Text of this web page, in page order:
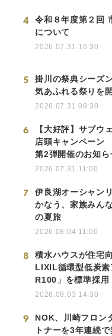
4
令和８年度第２回
について
2026.07.31 16:30
5
掛川の祭典シーズ
気あふれる祭りを
2026.07.31 09:30
6
【大好評】サブウ
店頭キャンペーン
第2弾開催のお知ら
2026.07.31 11:00
7
伊良湖オーシャン
かなう、家族みん
の夏旅
2026.08.04 11:00
8
積水ハウスが住宅
LIXIL循環型低炭
R100」を標準採用
2026.08.03 14:30
9
NOK、川崎フロン
トナーを3年連続で